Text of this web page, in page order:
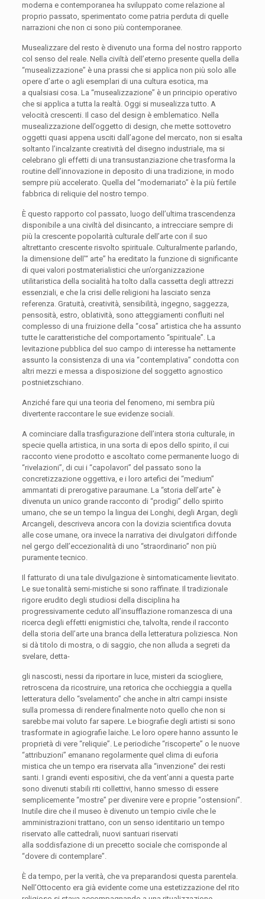
moderna e contemporanea ha sviluppato come relazione al
proprio passato, sperimentato come patria perduta di quelle
narrazioni che non ci sono più contemporanee.
Musealizzare del resto è divenuto una forma del nostro rapporto
col senso del reale. Nella civiltà dell’eterno presente quella della
“musealizzazione” è una prassi che si applica non più solo alle
opere d’arte o agli esemplari di una cultura esotica, ma
a qualsiasi cosa.La “musealizzazione” è un principio operativo
che si applica a tutta la realtà. Oggi si musealizza tutto. A
velocità crescenti. Il caso del design è emblematico. Nella
musealizzazione dell’oggetto di design, che mette sottovetro
oggetti quasi appena usciti dall’agone del mercato, non si esalta
soltanto l’incalzante creatività del disegno industriale, ma si
celebrano gli effetti di una transustanziazione che trasforma la
routine dell’innovazione in deposito di una tradizione, in modo
sempre più accelerato. Quella del “modernariato” è la più fertile
fabbrica di reliquie del nostro tempo.
È questo rapporto col passato, luogo dell’ultima trascendenza
disponibile a una civiltà del disincanto, a intrecciare sempre di
più la crescente popolarità culturale dell’arte con il suo
altrettanto crescente risvolto spirituale. Culturalmente parlando,
la dimensione dell’“ arte” ha ereditato la funzione di significante
di quei valori postmaterialistici che un’organizzazione
utilitaristica della socialità ha tolto dalla cassetta degli attrezzi
essenziali, e che la crisi delle religioni ha lasciato senza
referenza. Gratuità, creatività, sensibilità, ingegno, saggezza,
pensosità, estro, oblatività, sono atteggiamenti confluiti nel
complesso di una fruizione della “cosa” artistica che ha assunto
tutte le caratteristiche del comportamento “spirituale”. La
levitazione pubblica del suo campo di interesse ha nettamente
assunto la consistenza di una via “contemplativa” condotta con
altri mezzi e messa a disposizione del soggetto agnostico
postnietzschiano.
Anziché fare qui una teoria del fenomeno, mi sembra più
divertente raccontare le sue evidenze sociali.
A cominciare dalla trasfigurazione dell’intera storia culturale, in
specie quella artistica, in una sorta di eposdello spirito, il cui
racconto viene prodotto e ascoltato come permanente luogo di
“rivelazioni”, di cui i “capolavori” del passato sono la
concretizzazioneoggettiva, e i loro artefici dei “medium”
ammantati di prerogative paraumane. La “storia dell’arte” è
divenuta un unico grande racconto di “prodigi” dello spirito
umano, che se un tempo la lingua dei Longhi, degli Argan, degli
Arcangeli, descriveva ancora con la dovizia scientifica dovuta
alle cose umane, ora invece la narrativa dei divulgatori diffonde
nel gergo dell’eccezionalità di uno “straordinario” non più
puramente tecnico.
Il fatturato di una tale divulgazione è sintomaticamente lievitato.
Le sue tonalità semi-mistiche si sono raffinate. Il tradizionale
rigore erudito degli studiosi della disciplina ha
progressivamente ceduto all’insufflazione romanzesca di una
ricerca degli effetti enigmistici che, talvolta, rende il racconto
della storia dell’arte una branca della letteratura poliziesca. Non
si dà titolo di mostra, o di saggio, che non alluda a segreti da
svelare, detta-
gli nascosti, nessi da riportare in luce, misteri da sciogliere,
retroscena da ricostruire, una retorica che occhieggia a quella
letteratura dello “svelamento” che anche in altri campi insiste
sulla promessa di rendere finalmente noto quello che non si
sarebbe mai voluto far sapere. Le biografie degli artisti si sono
trasformate in agiografie laiche. Le loro opere hanno assunto le
proprietà di vere “reliquie”. Le periodiche “riscoperte” o le nuove
“attribuzioni” emanano regolarmente quel clima di euforia
mistica che un tempo era riservata alla “invenzione” dei resti
santi. I grandi eventi espositivi, che da vent’anni a questa parte
sono divenuti stabili riti collettivi, hanno smesso di essere
semplicemente “mostre” per divenire vere e proprie “ostensioni”.
Inutile dire che il museo è divenuto un tempio civile che le
amministrazioni trattano, con un senso identitario un tempo
riservato alle cattedrali, nuovi santuari riservati
alla soddisfazione di un precetto sociale che corrisponde al
“dovere di contemplare”.
È da tempo, per la verità, che va preparandosi questa parentela.
Nell’Ottocento era già evidente come una estetizzazione del rito